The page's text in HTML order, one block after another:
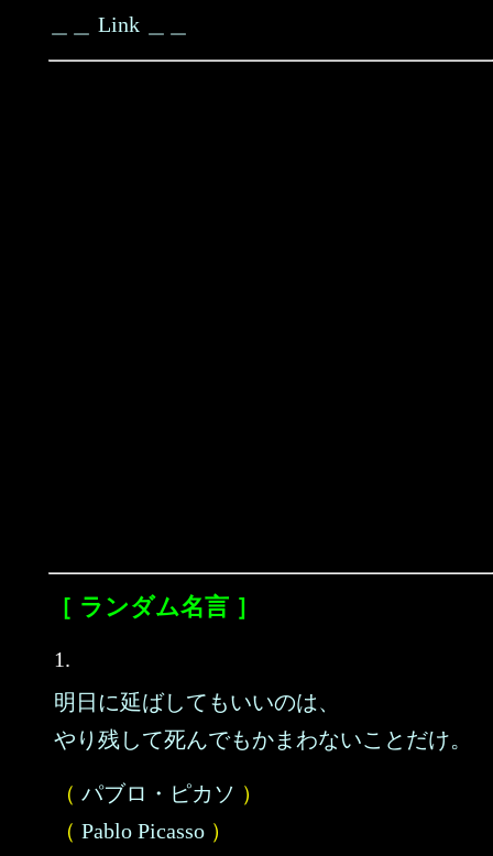
＿＿ Link ＿＿
［ ランダム名言 ］
1.
明日に延ばしてもいいのは、
やり残して死んでもかまわないことだけ。
（ パブロ・ピカソ ）
（ Pablo Picasso ）